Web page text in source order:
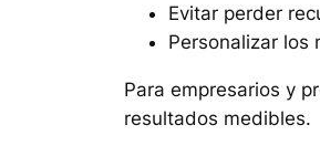
Evitar perder
Personalizar los
Para empresarios y
resultados medibles.